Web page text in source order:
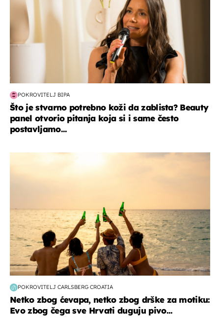
POKROVITELJ BIPA
Što je stvarno potrebno koži da zablista? Beauty
panel otvorio pitanja koja si i same često
postavljamo...
POKROVITELJ CARLSBERG CROATIA
Netko zbog ćevapa, netko zbog drške za motiku:
Evo zbog čega sve Hrvati duguju pivo...